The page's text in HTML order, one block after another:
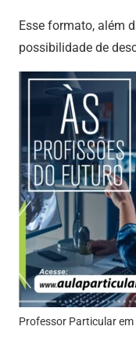
Esse formato, além
possibilidade de
Professor Particular em